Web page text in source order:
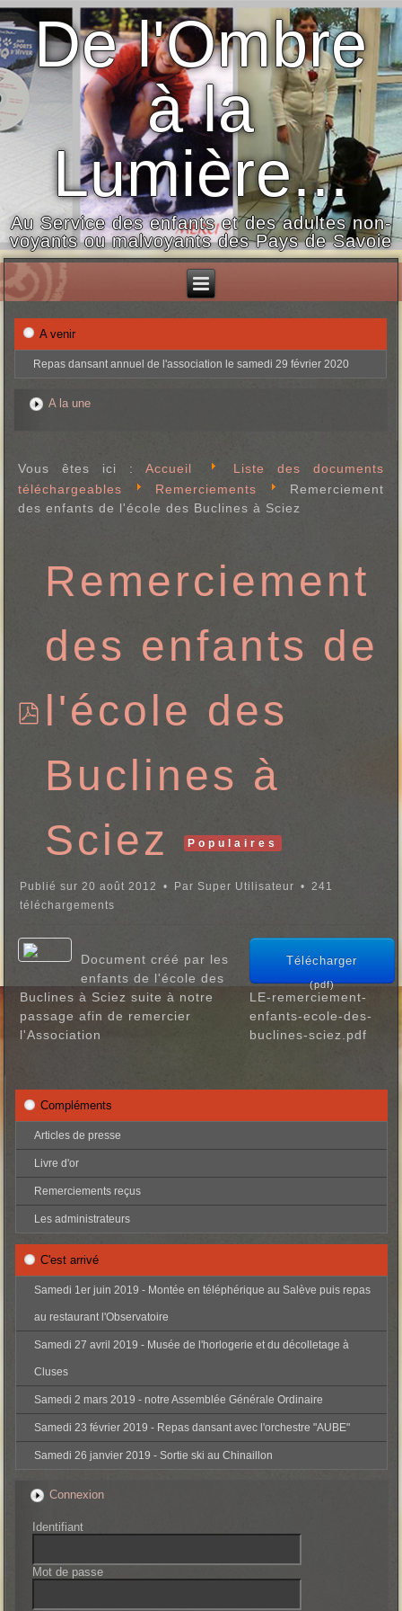
De l'Ombre
à la
Lumière...
Au Service des enfants et des adultes non-
voyants ou malvoyants des Pays de Savoie
A venir
Repas dansant annuel de l'association le samedi 29 février 2020
A la une
Vous êtes ici :Accueil
Liste des documents
téléchargeables
Remerciements
Remerciement
des enfants de l'école des Buclines à Sciez
Remerciement
des enfants de
l'école des
Buclines à
Sciez
Populaires
Publié sur 20 août 2012 Par Super Utilisateur
241
téléchargements
Télécharger
(pdf)
LE-remerciement-
enfants-ecole-des-
buclines-sciez.pdf
Document créé par les
enfants de l'école des
Buclines à Sciez suite à notre
passage afin de remercier
l'Association
Compléments
Articles de presse
Livre d'or
Remerciements reçus
Les administrateurs
C'est arrivé
Samedi 1er juin 2019 - Montée en téléphérique au Salève puis repas
au restaurant l'Observatoire
Samedi 27 avril 2019 - Musée de l'horlogerie et du décolletage à
Cluses
Samedi 2 mars 2019 - notre Assemblée Générale Ordinaire
Samedi 23 février 2019 - Repas dansant avec l'orchestre "AUBE"
Samedi 26 janvier 2019 - Sortie ski au Chinaillon
Connexion
Identifiant
Mot de passe